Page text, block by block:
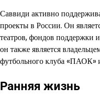
Саввиди активно
проекты в России. Он
театров, фондов поддержки
он также является
футбольного клуба «ПАОК»
Ранняя жизнь